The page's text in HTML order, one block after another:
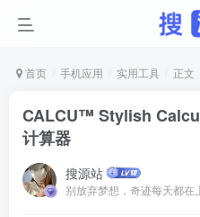
首页 手机应用 实用工具 正文
CALCU™ Stylish
计算器
搜源站
别放弃梦想，奇迹每天都在